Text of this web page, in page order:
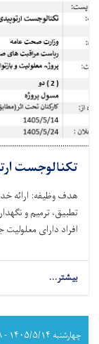
تکنالوجست
هدف وظیفه: ارائه
تطبیق، ترمیم و
افراد دارای
بیشتر...
تکنالوجست
برای
ولایت چهارشنبه ۱۴۰۵/۵/۱۴ - ۱۵:۵۸